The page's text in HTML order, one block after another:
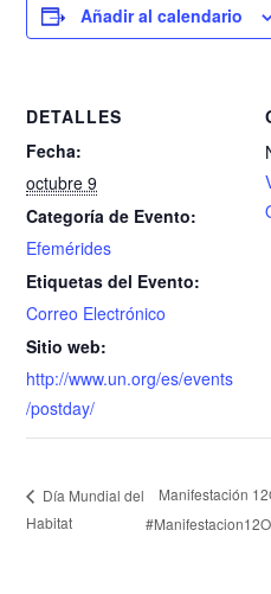
Añadir al calendario
DETALLES
Fecha:
octubre 9
Categoría de Evento:
Efemérides
Etiquetas del Evento:
Correo Electrónico
Sitio web:
http://www.un.org/es/events
/postday/
Día Mundial del
Habitat
Manifestación